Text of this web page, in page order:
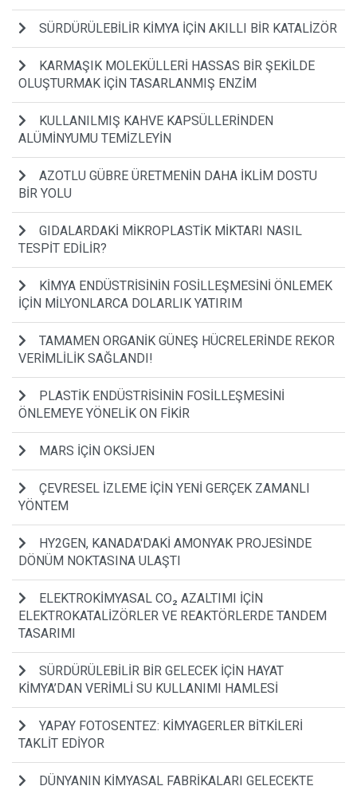
SÜRDÜRÜLEBİLİR KİMYA İÇİN AKILLI BİR KATALİZÖR
KARMAŞIK MOLEKÜLLERİ HASSAS BİR ŞEKİLDE
OLUŞTURMAK İÇİN TASARLANMIŞ ENZİM
KULLANILMIŞ KAHVE KAPSÜLLERİNDEN
ALÜMİNYUMU TEMİZLEYİN
AZOTLU GÜBRE ÜRETMENİN DAHA İKLİM DOSTU
BİR YOLU
GIDALARDAKİ MİKROPLASTİK MİKTARI NASIL
TESPİT EDİLİR?
KİMYA ENDÜSTRİSİNİN FOSİLLEŞMESİNİ ÖNLEMEK
İÇİN MİLYONLARCA DOLARLIK YATIRIM
TAMAMEN ORGANİK GÜNEŞ HÜCRELERİNDE REKOR
VERİMLİLİK SAĞLANDI!
PLASTİK ENDÜSTRİSİNİN FOSİLLEŞMESİNİ
ÖNLEMEYE YÖNELİK ON FİKİR
MARS İÇİN OKSİJEN
ÇEVRESEL İZLEME İÇİN YENİ GERÇEK ZAMANLI
YÖNTEM
HY2GEN, KANADA'DAKİ AMONYAK PROJESİNDE
DÖNÜM NOKTASINA ULAŞTI
ELEKTROKİMYASAL CO₂ AZALTIMI İÇİN
ELEKTROKATALİZÖRLER VE REAKTÖRLERDE TANDEM
TASARIMI
SÜRDÜRÜLEBİLİR BİR GELECEK İÇİN HAYAT
KİMYA’DAN VERİMLİ SU KULLANIMI HAMLESİ
YAPAY FOTOSENTEZ: KİMYAGERLER BİTKİLERİ
TAKLİT EDİYOR
DÜNYANIN KİMYASAL FABRİKALARI GELECEKTE